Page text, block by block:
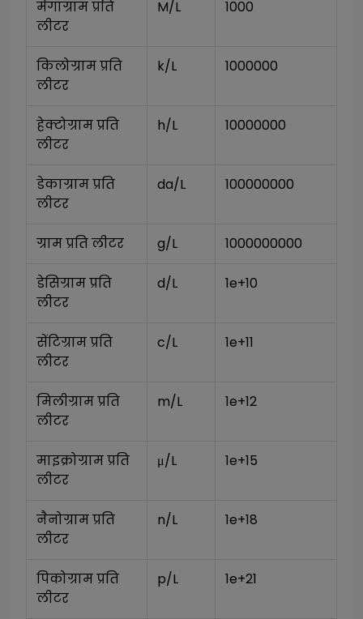
मेगाग्राम प्रति
लीटर
M/L 1000
किलोग्राम प्रति
लीटर
k/L 1000000
हेक्टोग्राम प्रति
लीटर
h/L 10000000
डेकाग्राम प्रति
लीटर
da/L 100000000
ग्राम प्रति लीटर g/L 1000000000
डेसिग्राम प्रति
लीटर
d/L 1e+10
सेंटिग्राम प्रति
लीटर
c/L 1e+11
मिलीग्राम प्रति
लीटर
m/L 1e+12
माइक्रोग्राम प्रति
लीटर
μ/L 1e+15
नैनोग्राम प्रति
लीटर
n/L 1e+18
पिकोग्राम प्रति
लीटर
p/L 1e+21